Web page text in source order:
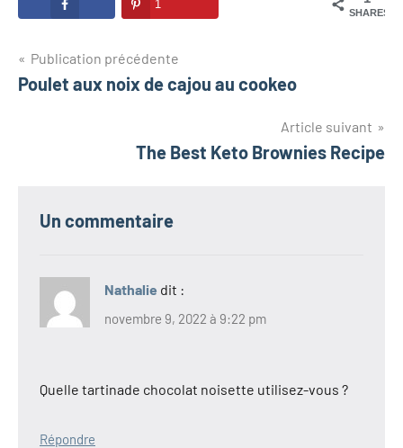
SHARES
1
Navigation
de
Publication précédente
Poulet aux noix de cajou au cookeo
Article suivant
The Best Keto Brownies Recipe
Un commentaire
Nathalie dit :
novembre 9, 2022 à 9:22 pm
Quelle tartinade chocolat noisette utilisez-vous ?
Répondre